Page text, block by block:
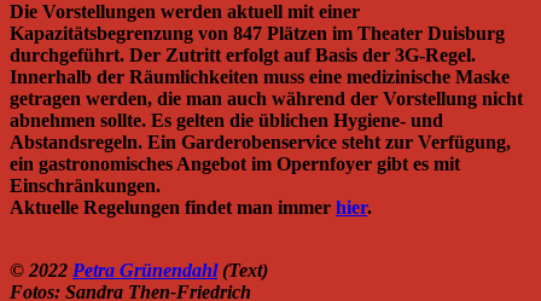
Die Vorstellungen werden aktuell mit einer
Kapazitätsbegrenzung von 847 Plätzen im Theater Duisburg
durchgeführt. Der Zutritt erfolgt auf Basis der 3G-Regel.
Innerhalb der Räumlichkeiten muss eine medizinische Maske
getragen werden, die man auch während der Vorstellung nicht
abnehmen sollte. Es gelten die üblichen Hygiene- und
Abstandsregeln. Ein Garderobenservice steht zur Verfügung,
ein gastronomisches Angebot im Opernfoyer gibt es mit
Einschränkungen.
Aktuelle Regelungen findet man immer hier.
© 2022 Petra Grünendahl(Text)
Fotos: Sandra Then-Friedrich